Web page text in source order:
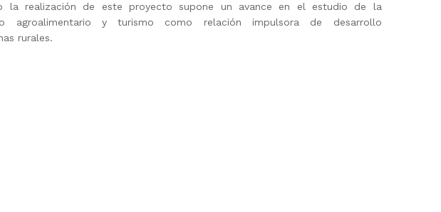
la realización de este proyecto supone un avance en el estudio de la
agroalimentario y turismo como relación impulsora de desarrollo
rurales.